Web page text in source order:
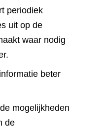
periodiek
uit op de
waar nodig
beter
mogelijkheden
de